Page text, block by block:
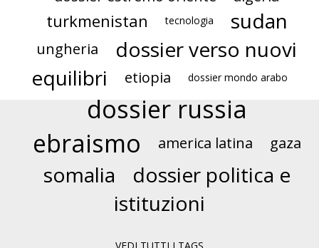
turkmenistan tecnologia sudan
ungheria
dossier verso nuovi
equilibri
etiopia dossier mondo arabo
dossier russia
ebraismo
america latina gaza
somalia
dossier politica e
istituzioni